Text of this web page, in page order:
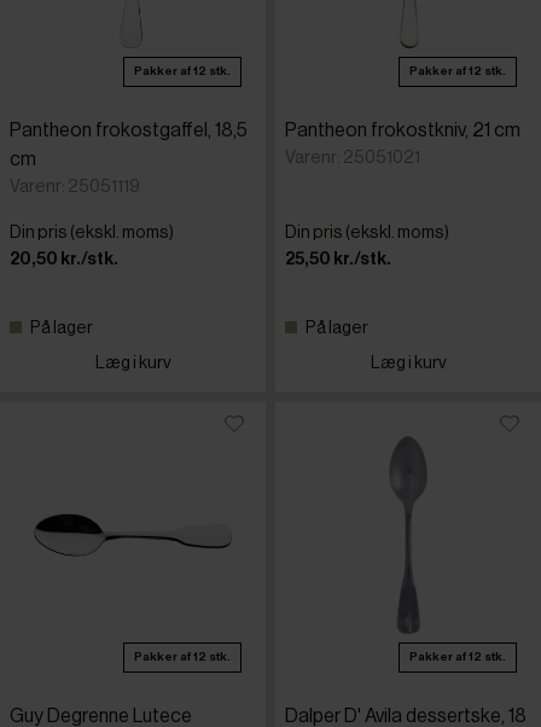
Pakker af 12 stk.
Pantheon frokostgaffel, 18,5
cm
Varenr: 25051119
Din pris (ekskl. moms)
20,50 kr./stk.
På lager
Læg i kurv
Pakker af 12 stk.
Pantheon frokostkniv, 21 cm
Varenr: 25051021
Din pris (ekskl. moms)
25,50 kr./stk.
På lager
Læg i kurv
Pakker af 12 stk.
Guy Degrenne Lutece
Pakker af 12 stk.
Dalper D' Avila dessertske, 18